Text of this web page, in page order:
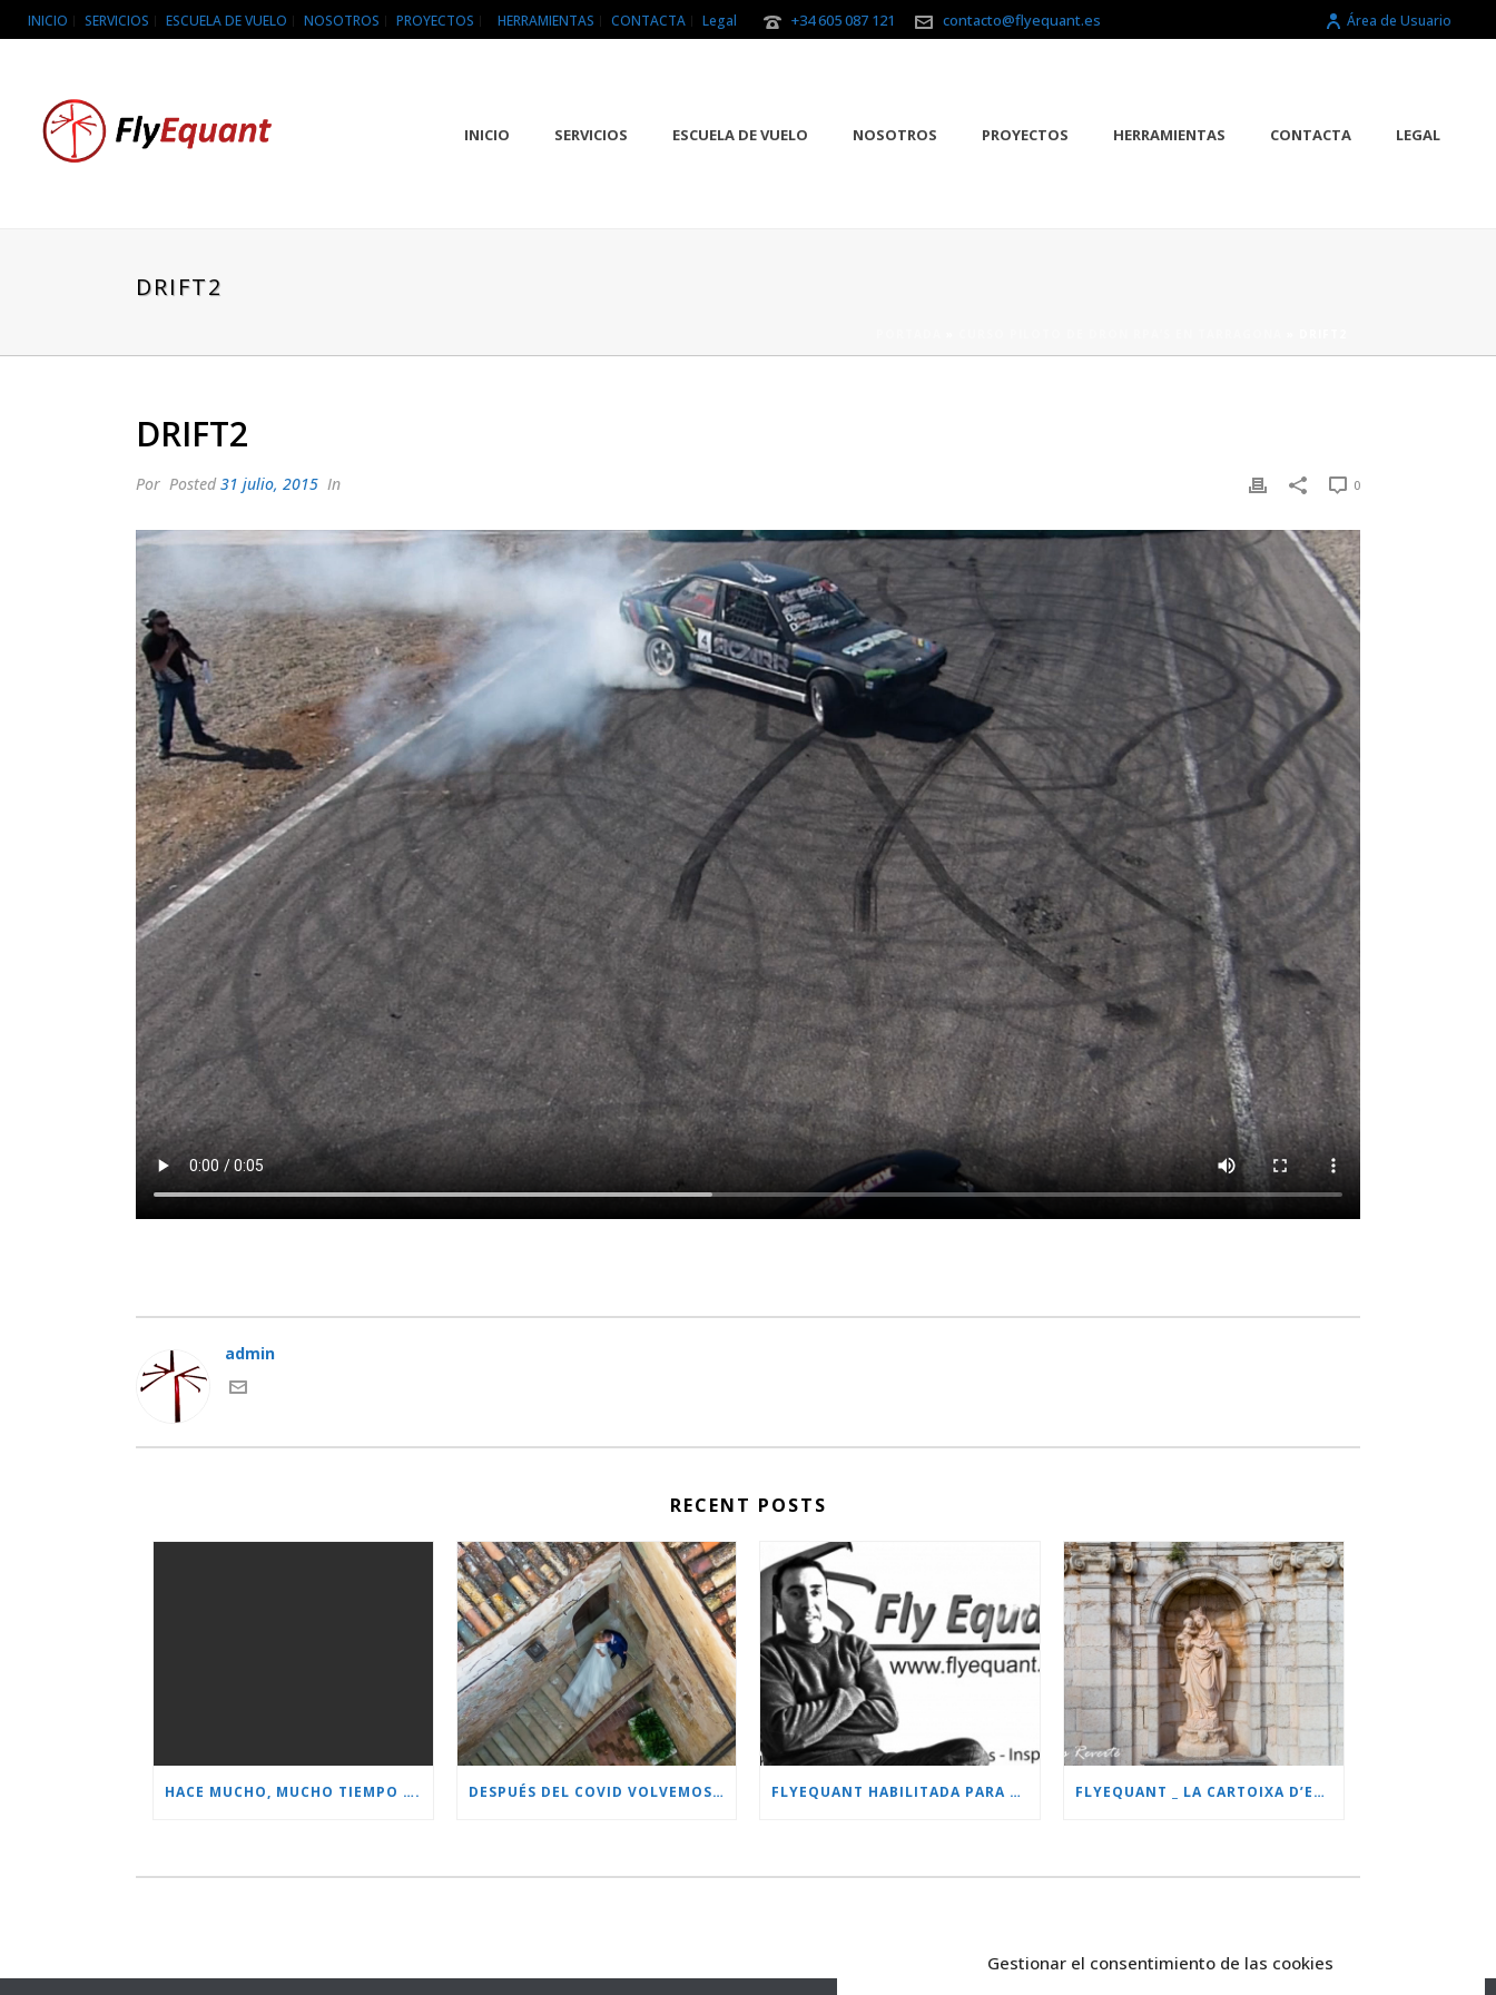
Gestionar el consentimiento de las cookies
INICIO SERVICIOS ESCUELA DE VUELO NOSOTROS PROYECTOS HERRAMIENTAS CONTACTA Legal +34 605 087 121 contacto@flyequant.es Área de Usuario
INICIO SERVICIOS ESCUELA DE VUELO NOSOTROS PROYECTOS HERRAMIENTAS CONTACTA LEGAL
DRIFT2
DRIFT2
Por Posted31 julio, 2015 In 0
admin
RECENT POSTS
HACE MUCHO, MUCHO TIEMPO …. DESPUÉS DEL COVID VOLVEMOS CON MÁS PROYECTOS!!! FLYEQUANT HABILITADA PARA ESCENARIO ESPECÍFICO. FLYEQUANT _ LA CARTOIXA D’ESCALA DEI